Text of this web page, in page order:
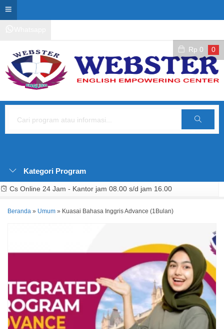
Rp 0 0
Cari
Kategori Program
Cs Online 24 Jam - Kantor jam 08.00 s/d jam 16.00
Beranda » Umum » Kuasai Bahasa Inggris Advance (1Bulan)